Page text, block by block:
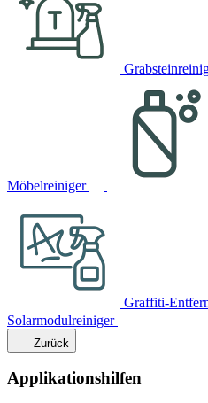
Möbelreiniger
Graffiti-
Solarmodulreiniger
Zurück
Applikationshilfen